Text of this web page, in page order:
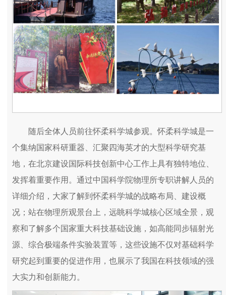
随后全体人员前往怀柔科学城参观。怀柔科学城是一
个集纳国家科研重器、汇聚四海英才的大型科学研究基
地，在北京建设国际科技创新中心工作上具有独特地位、
发挥着重要作用。通过中国科学院物理所专职讲解人员的
详细介绍，大家了解到怀柔科学城的战略布局、建设概
况；站在物理所观景台上，远眺科学城核心区域全景，观
察和了解多个国家重大科技基础设施，如高能同步辐射光
源、综合极端条件实验装置等，这些设施不仅对基础科学
研究起到重要的促进作用，也展示了我国在科技领域的强
大实力和创新能力。